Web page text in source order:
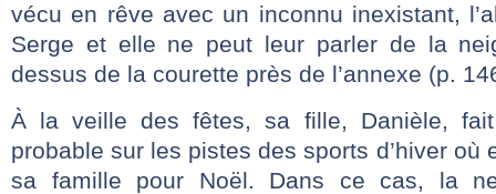
vécu en rêve avec un inconnu inexistant,
Serge et elle ne peut leur parler de la
dessus de la courette près de l’annexe (p.
À la veille des fêtes, sa fille, Danièle,
probable sur les pistes des sports d’hiver où
sa famille pour Noël. Dans ce cas, la